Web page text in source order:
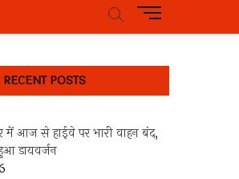
M
e
u
u
t
RECENT POSTS
में आज से हाईवे पर भारी वाहन बंद,
डायवर्जन